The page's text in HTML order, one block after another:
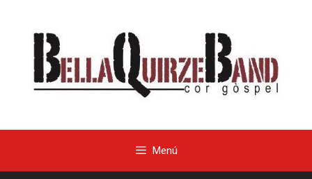
Menú